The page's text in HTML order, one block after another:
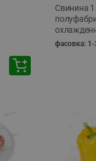
Свинина 1
фасовка: 1-